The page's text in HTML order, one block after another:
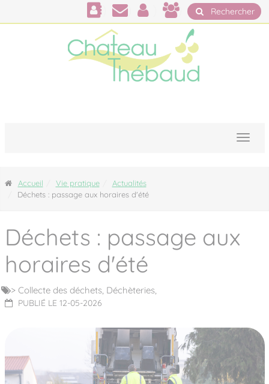
Rechercher
Accueil Vie pratique
Actualités
Déchets : passage aux horaires d'été
Déchets : passage aux
horaires d'été
> Collecte des déchets, Déchèteries,
PUBLIÉ LE 12-05-2026
Panneau de gestion des cookies